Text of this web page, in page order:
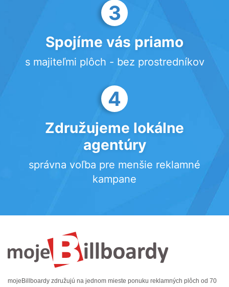
3
Spojíme vás priamo
s majiteľmi plôch - bez prostredníkov
4
Združujeme lokálne
agentúry
správna voľba pre menšie reklamné
kampane
mojeBillboardy združujú na jednom mieste ponuku reklamných plôch od 70